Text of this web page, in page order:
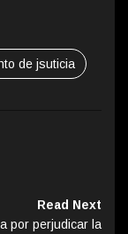
de jsuticia
Read Next
por perjudicar la